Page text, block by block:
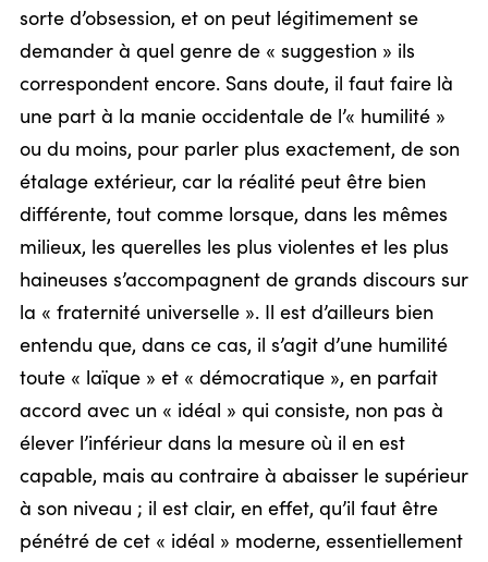
sorte d’obsession, et on peut légitimement se
demander à quel genre de « suggestion » ils
correspondent encore. Sans doute, il faut faire là
une part à la manie occidentale de l’« humilité »
ou du moins, pour parler plus exactement, de son
étalage extérieur, car la réalité peut être bien
différente, tout comme lorsque, dans les mêmes
milieux, les querelles les plus violentes et les plus
haineuses s’accompagnent de grands discours sur
la « fraternité universelle ». Il est d’ailleurs bien
entendu que, dans ce cas, il s’agit d’une humilité
toute « laïque » et « démocratique », en parfait
accord avec un « idéal » qui consiste, non pas à
élever l’inférieur dans la mesure où il en est
capable, mais au contraire à abaisser le supérieur
à son niveau ; il est clair, en effet, qu’il faut être
pénétré de cet « idéal » moderne, essentiellement